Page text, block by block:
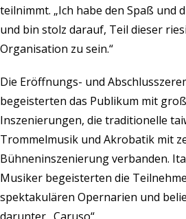
teilnimmt. „Ich habe den Spaß und
und bin stolz darauf, Teil dieser
Organisation zu sein.“
Die Eröffnungs- und
begeisterten das Publikum mit
Inszenierungen, die traditionelle
Trommelmusik und Akrobatik mit
Bühneninszenierung verbanden.
Musiker begeisterten die
spektakulären Opernarien und